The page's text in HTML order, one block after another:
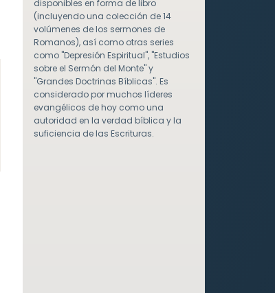
disponibles en forma de libro
(incluyendo una colección de 14
volúmenes de los sermones de
Romanos), así como otras series
como "Depresión Espiritual", "Estudios
sobre el Sermón del Monte" y
"Grandes Doctrinas Bíblicas". Es
considerado por muchos líderes
evangélicos de hoy como una
autoridad en la verdad bíblica y la
suficiencia de las Escrituras.